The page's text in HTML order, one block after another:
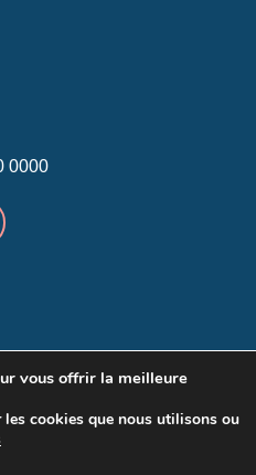
0000
vous offrir la meilleure
cookies que nous utilisons ou